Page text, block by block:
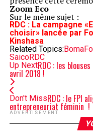
Zoom Eco
Sur le même sujet :
RDC : La campagne
choisir» lancée par
Kinshasa
Related Topics:Boma
SaicoRDC
Up NextRDC : les
avril 2018 !
Don't MissRDC : le FPI
entrepreneuriat féminin !
ADVERTISEMENT